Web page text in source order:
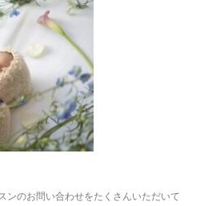
ンのお問い合わせをたくさんいただいて